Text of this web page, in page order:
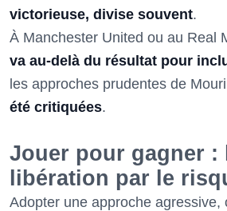
victorieuse, divise souvent.
À Manchester United ou au Real
va au-delà du résultat pour
les approches prudentes de
été critiquées.
Jouer pour gagner :
libération par le
Adopter une approche agressive,